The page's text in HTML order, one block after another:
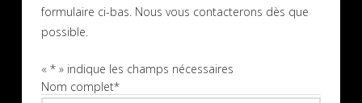
formulaire ci-bas. Nous vous contacterons dès que
possible.
« *» indique les champs nécessaires
Nom complet*